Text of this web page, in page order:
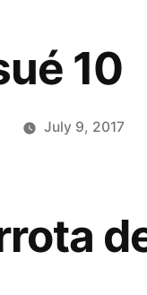
10
July 9, 2017